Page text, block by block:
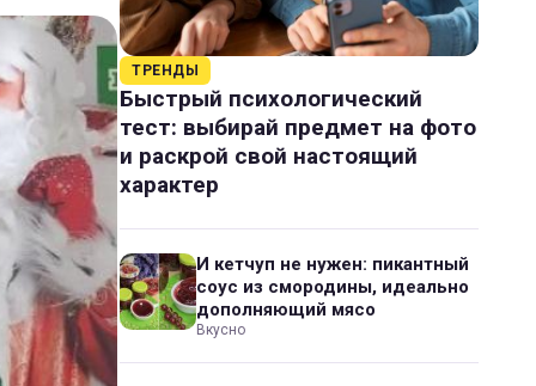
ТРЕНДЫ
Быстрый психологический
тест: выбирай предмет на фото
и раскрой свой настоящий
характер
И кетчуп не нужен: пикантный
соус из смородины, идеально
дополняющий мясо
Вкусно